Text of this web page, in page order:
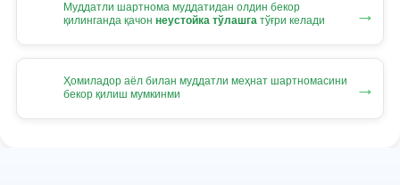
Муддатли шартнома муддатидан олдин бекор
қилинганда қачон неустойка тўлашга тўғри келади →
Ҳомиладор аёл билан муддатли меҳнат шартномасини
бекор қилиш мумкинми
→